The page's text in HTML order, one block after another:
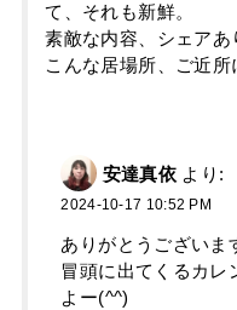
て、それも新鮮。
素敵な内容、シェア
こんな居場所、ご近所
安達真依 より:
2024-10-17 10:52 PM
ありがとうございま
冒頭に出てくるカレ
よー(^^)